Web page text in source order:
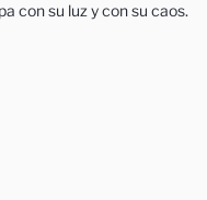
con su luz y con su caos.